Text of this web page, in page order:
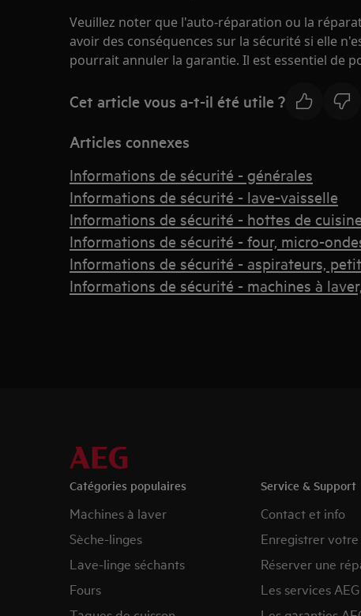
Veuillez noter que l'auto-réparation ou la
avoir des conséquences sur la sécurité si elle
pourrait annuler la garantie. Il est essentiel de
Cet article vous a-t-il été utile ?
Articles connexes
Informations de sécurité - générales
Informations de sécurité - lave-vaisselle
Informations de sécurité - hottes de cuisine
Informations de sécurité - four, micro-
Informations de sécurité - aspirateurs,
Informations de sécurité - machines à
Catégories populaires
Machines à laver
Sèche-linges
Lave-linge séchants
Fours
Service & Support
Contact et info
Enregistrer
Réserver une
Les services AEG